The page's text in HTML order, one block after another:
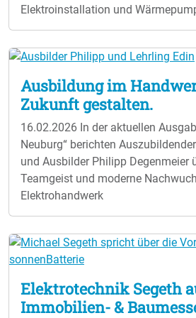
Elektroinstallation und
Ausbildung im
Zukunft gestalten.
16.02.2026 In der aktuellen
Neuburg“ berichten
und Ausbilder Philipp Degenmeier
Teamgeist und moderne
Elektrohandwerk
Elektrotechnik Segeth
Immobilien- &